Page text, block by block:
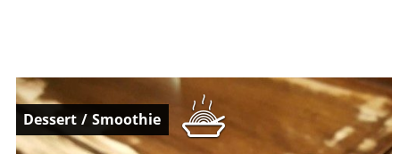
Dessert / Smoothie